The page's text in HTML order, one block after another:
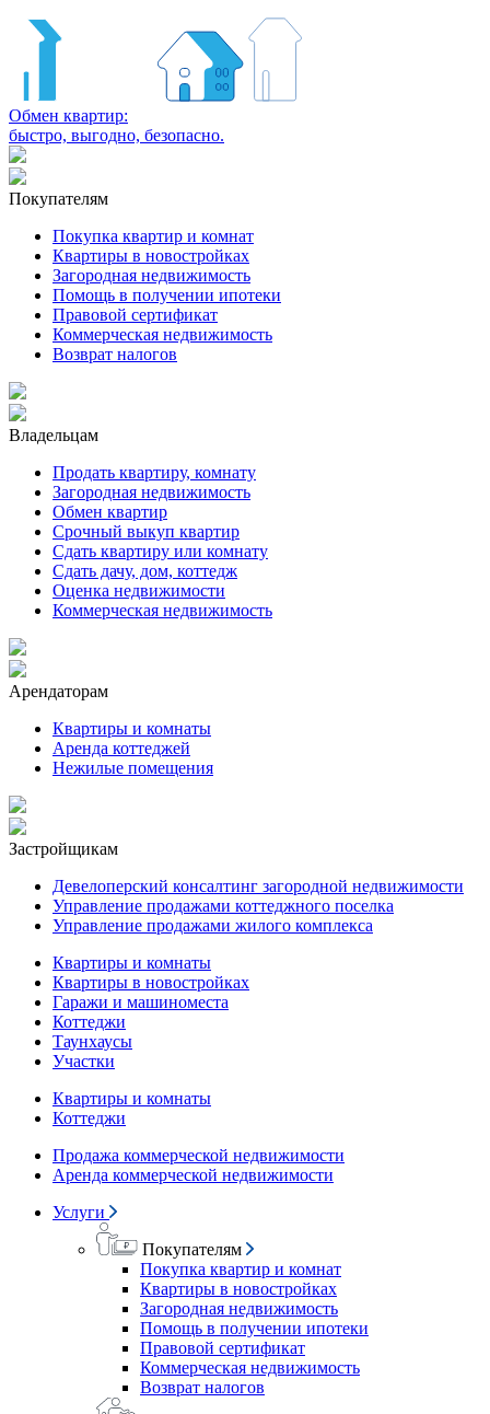
Обмен квартир:
быстро, выгодно, безопасно.
Покупателям
Покупка квартир и комнат
Квартиры в новостройках
Загородная недвижимость
Помощь в получении ипотеки
Правовой сертификат
Коммерческая недвижимость
Возврат налогов
Владельцам
Продать квартиру, комнату
Загородная недвижимость
Обмен квартир
Срочный выкуп квартир
Сдать квартиру или комнату
Сдать дачу, дом, коттедж
Оценка недвижимости
Коммерческая недвижимость
Арендаторам
Квартиры и комнаты
Аренда коттеджей
Нежилые помещения
Застройщикам
Девелоперский консалтинг загородной недвижимости
Управление продажами коттеджного поселка
Управление продажами жилого комплекса
Квартиры и комнаты
Квартиры в новостройках
Гаражи и машиноместа
Коттеджи
Таунхаусы
Участки
Квартиры и комнаты
Коттеджи
Продажа коммерческой недвижимости
Аренда коммерческой недвижимости
Услуги
Покупателям
Покупка квартир и комнат
Квартиры в новостройках
Загородная недвижимость
Помощь в получении ипотеки
Правовой сертификат
Коммерческая недвижимость
Возврат налогов